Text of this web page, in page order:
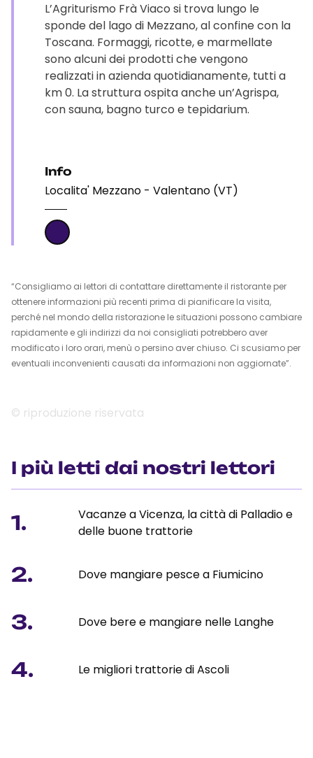
L’Agriturismo Frà Viaco si trova lungo le
sponde del lago di Mezzano, al confine con la
Toscana. Formaggi, ricotte, e marmellate
sono alcuni dei prodotti che vengono
realizzati in azienda quotidianamente, tutti a
km 0. La struttura ospita anche un’Agrispa,
con sauna, bagno turco e tepidarium.
Info
Localita' Mezzano - Valentano (VT)
“Consigliamo ai lettori di contattare direttamente il ristorante per
ottenere informazioni più recenti prima di pianificare la visita,
perché nel mondo della ristorazione le situazioni possono cambiare
rapidamente e gli indirizzi da noi consigliati potrebbero aver
modificato i loro orari, menù o persino aver chiuso. Ci scusiamo per
eventuali inconvenienti causati da informazioni non aggiornate”.
© riproduzione riservata
I più letti dai nostri lettori
1.
Vacanze a Vicenza, la città di Palladio e
delle buone trattorie
2. Dove mangiare pesce a Fiumicino
3. Dove bere e mangiare nelle Langhe
4. Le migliori trattorie di Ascoli